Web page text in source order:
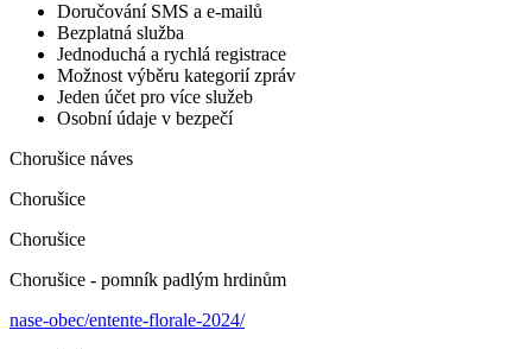
Doručování SMS a e-mailů
Bezplatná služba
Jednoduchá a rychlá registrace
Možnost výběru kategorií zpráv
Jeden účet pro více služeb
Osobní údaje v bezpečí
Chorušice náves
Chorušice
Chorušice
Chorušice - pomník padlým hrdinům
nase-obec/entente-florale-2024/